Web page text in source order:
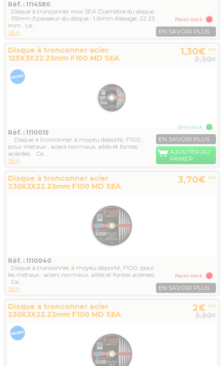
Réf. : 1114580
Disque à tronçonner inox SEA Diamètre du disque
: 115mm Epaisseur du disque : 1.6mm Alésage: 22.23
mm Le...
SEA
Pas en stock
EN SAVOIR PLUS
Disque à tronconner acier
125X3X22.23mm F100 MD SEA
1,30€ TTC
2,30€
Réf. : 1110015
Disque à tronconner à moyeu déporté, F100,
pour métaux : aciers normaux, alliés et fontes
aciérées. Ce...
SEA
50 en stock
EN SAVOIR PLUS
AJOUTER AU
PANIER
Disque à tronconner acier
230X2X22.23mm F100 MD SEA
3,70€ TTC
Réf. : 1110040
Disque à tronconner à moyeu déporté, F100, pour
les métaux : aciers normaux, alliés et fontes aciérées.
Ce...
SEA
Pas en stock
EN SAVOIR PLUS
Disque à tronconner acier
230X3X22.23mm F100 MD SEA
2€ TTC
3,50€